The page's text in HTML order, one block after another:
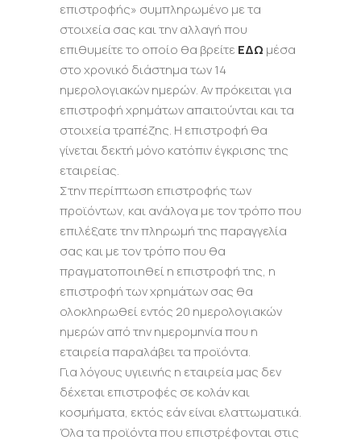
επιστροφής» συμπληρωμένο με τα
στοιχεία σας και την αλλαγή που
επιθυμείτε το οποίο θα βρείτε ΕΔΩ μέσα
στο χρονικό διάστημα των 14
ημερολογιακών ημερών. Αν πρόκειται για
επιστροφή χρημάτων απαιτούνται και τα
στοιχεία τραπέζης. Η επιστροφή θα
γίνεται δεκτή μόνο κατόπιν έγκρισης της
εταιρείας.
Στην περίπτωση επιστροφής των
προϊόντων, και ανάλογα με τον τρόπο που
επιλέξατε την πληρωμή της παραγγελία
σας και με τον τρόπο που θα
πραγματοποιηθεί η επιστροφή της, η
επιστροφή των χρημάτων σας θα
ολοκληρωθεί εντός 20 ημερολογιακών
ημερών από την ημερομηνία που η
εταιρεία παραλάβει τα προϊόντα.
Για λόγους υγιεινής η εταιρεία μας δεν
δέχεται επιστροφές σε κολάν και
κοσμήματα, εκτός εάν είναι ελαττωματικά.
Όλα τα προϊόντα που επιστρέφονται στις